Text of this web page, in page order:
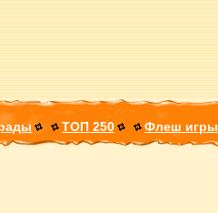
ТОП 250 Флеш игры